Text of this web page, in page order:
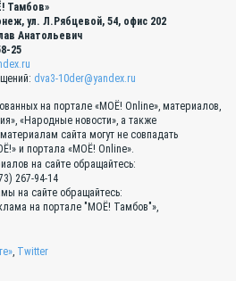
Тамбов»
ул. Л.Рябцевой, 54, офис 202
Анатольевич
25
dva3-10der@yandex.ru
на портале «МОЁ! Online», материалов,
«Народные новости», а также
сайта могут не совпадать
и портала «МОЁ! Online».
на сайте обращайтесь:
267-94-14
на сайте обращайтесь:
на портале "МОЁ! Тамбов"»,
, Twitter